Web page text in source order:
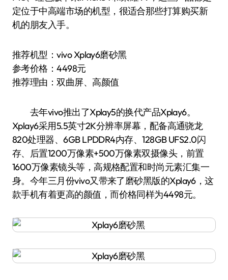
定位于中高端市场的机型，很适合那些打算购买新
机的朋友入手。
推荐机型：vivo Xplay6磨砂黑
参考价格：4498元
推荐理由：双曲屏、高颜值
去年vivo推出了Xplay5的换代产品Xplay6。
Xplay6采用5.5英寸2K分辨率屏幕，配备高通骁龙
820处理器、6GB LPDDR4内存、128GB UFS2.0闪
存、后置1200万像素+500万像素双摄像头，前置
1600万像素镜头等，高规格配置和时尚元素汇集一
身。今年三月份vivo又带来了磨砂黑版的Xplay6，这
款手机有着更高的颜值，而价格同样为4498元。